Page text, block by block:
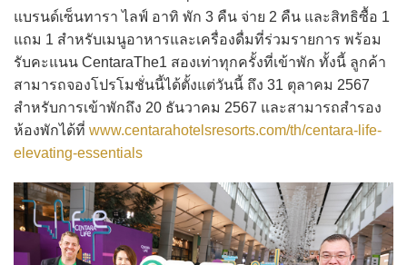
แบรนด์เซ็นทารา ไลฟ์ อาทิ พัก 3 คืน จ่าย 2 คืน และสิทธิซื้อ 1
แถม 1 สำหรับเมนูอาหารและเครื่องดื่มที่ร่วมรายการ พร้อม
รับคะแนน CentaraThe1 สองเท่าทุกครั้งที่เข้าพัก ทั้งนี้ ลูกค้า
สามารถจองโปรโมชั่นนี้ได้ตั้งแต่วันนี้ ถึง 31 ตุลาคม 2567
สำหรับการเข้าพักถึง 20 ธันวาคม 2567 และสามารถสำรอง
ห้องพักได้ที่ www.centarahotelsresorts.com/th/centara-life-
elevating-essentials